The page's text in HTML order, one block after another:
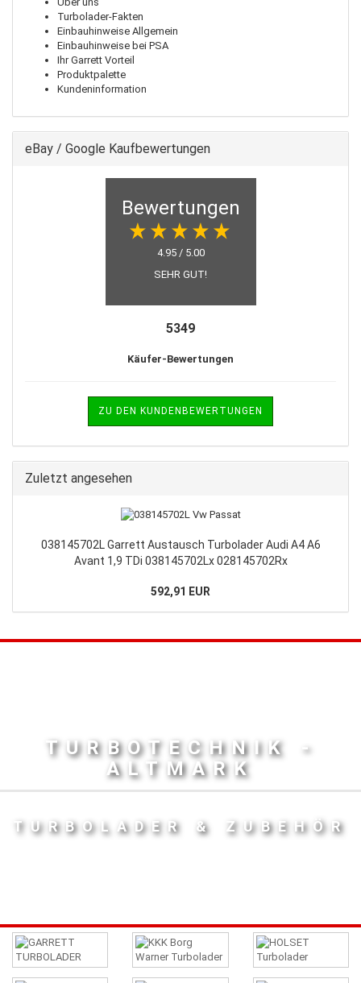
Turbolader-Fakten
Einbauhinweise Allgemein
Einbauhinweise bei PSA
Ihr Garrett Vorteil
Produktpalette
Kundeninformation
eBay / Google Kaufbewertungen
Bewertungen
4.95 / 5.00
SEHR GUT!
5349
Käufer-Bewertungen
ZU DEN KUNDENBEWERTUNGEN
Zuletzt angesehen
038145702L Garrett Austausch Turbolader Audi A4 A6
Avant 1,9 TDi 038145702Lx 028145702Rx
592,91 EUR
TURBOTECHNIK -
ALTMARK
TURBOLADER & ZUBEHÖR